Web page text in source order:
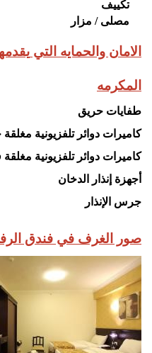
تكييف
مصلى / مزار
الامان والحمايه التي
المكرمه
طفايات حريق
كاميرات دوائر تلفزيونية
كاميرات دوائر تلفزيونية
أجهزة إنذار الدخان
جرس الإنذار
صور الغرف في فندق